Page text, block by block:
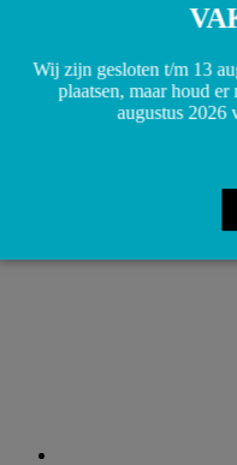
A1244110615
cilinder R107 W201
Wij zijn gesloten t/m 13
plaatsen, maar houd er
augustus 2026